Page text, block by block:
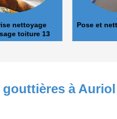
13
Pose et nettoyage
à